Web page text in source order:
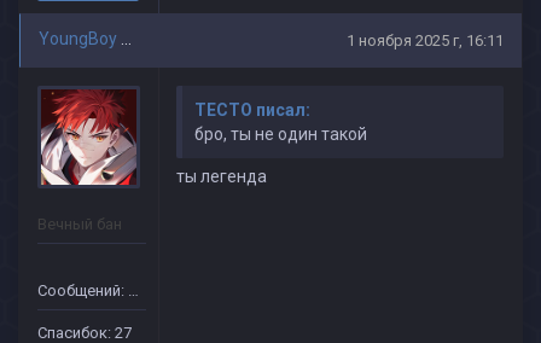
1 ноября 2025 г, 16:11
Вечный бан
Сообщений: 25
Спасибок: 27
TECTO писал:
бро, ты не один такой
ты легенда